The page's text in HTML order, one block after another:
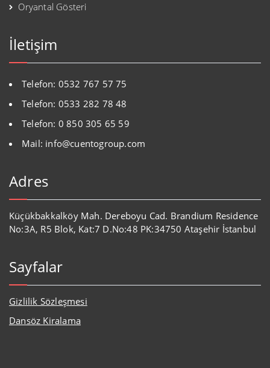
Oryantal Gösteri
İletişim
Telefon: 0532 767 57 75
Telefon: 0533 282 78 48
Telefon: 0 850 305 65 59
Mail: info@cuentogroup.com
Adres
Küçükbakkalköy Mah. Dereboyu Cad. Brandium Residence
No:3A, R5 Blok, Kat:7 D.No:48 PK:34750 Ataşehir İstanbul
Sayfalar
Gizlilik Sözleşmesi
Dansöz Kiralama